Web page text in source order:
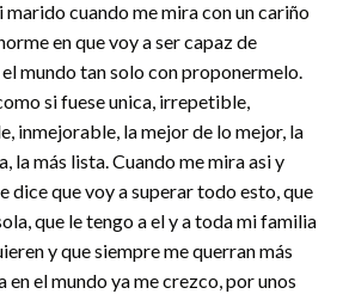
marido cuando me mira con un cariño
en que voy a ser capaz de
mundo tan solo con proponermelo.
si fuese unica, irrepetible,
inmejorable, la mejor de lo mejor, la
la más lista. Cuando me mira asi y
dice que voy a superar todo esto, que
que le tengo a el y a toda mi familia
y que siempre me querran más
en el mundo ya me crezco, por unos